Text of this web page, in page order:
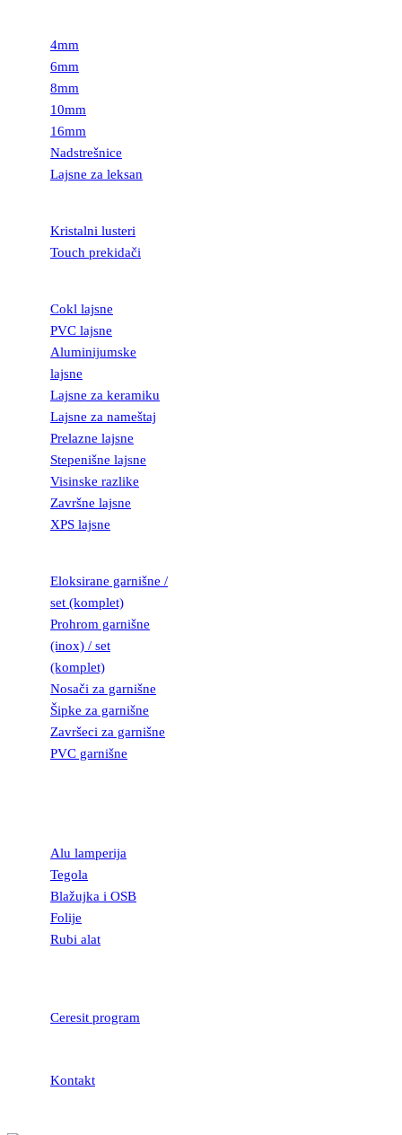
4mm
6mm
8mm
10mm
16mm
Nadstrešnice
Lajsne za leksan
Kristalni lusteri
Touch prekidači
Cokl lajsne
PVC lajsne
Aluminijumske
lajsne
Lajsne za keramiku
Lajsne za nameštaj
Prelazne lajsne
Stepenišne lajsne
Visinske razlike
Završne lajsne
XPS lajsne
Eloksirane garnišne /
set (komplet)
Prohrom garnišne
(inox) / set
(komplet)
Nosači za garnišne
Šipke za garnišne
Završeci za garnišne
PVC garnišne
Alu lamperija
Tegola
Blažujka i OSB
Folije
Rubi alat
Ceresit program
Kontakt